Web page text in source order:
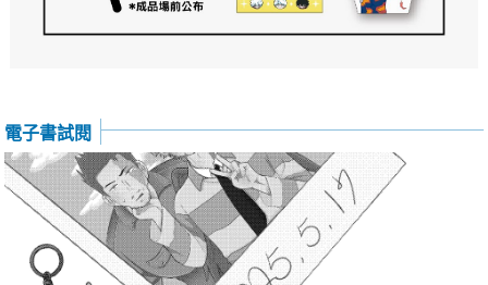
電子書試閱